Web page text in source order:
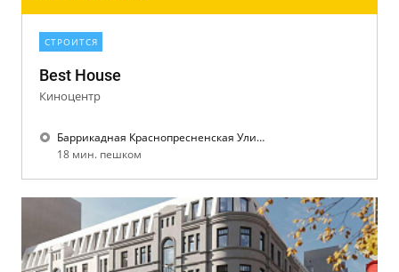
СТРОИТСЯ
Best House
Киноцентр
Баррикадная Краснопресненская Улица 1905 года
18 мин. пешком